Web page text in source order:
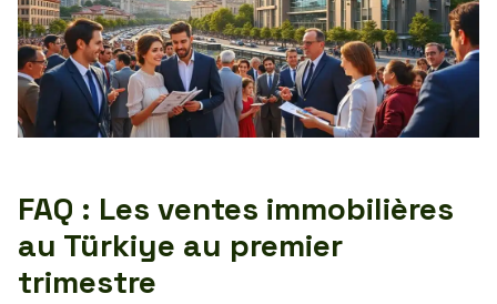
FAQ : Les ventes immobilières
au Türkiye au premier
trimestre